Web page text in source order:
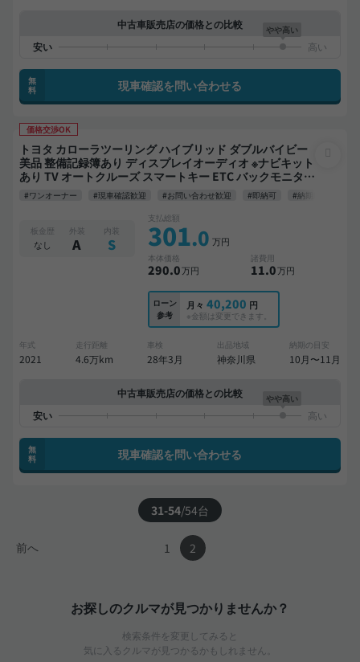
中古車販売店の価格との比較 やや高い
無
料
現車確認を問い合わせる
価格交渉OK
トヨタ カローラツーリング ハイブリッド ダブルバイビー
美品 整備記録簿あり ディスプレイオーディオ ※ナビキット
あり TV オートクルーズ スマートキー ETC バックモニター
ドライブレコーダー フルエアロ 衝突軽減
#ワンオーナー #現車確認歓迎 #お問い合わせ歓迎 #即納可 #納期応相談
板金歴
なし
外装
A
内装
S
支払総額
301.0 万円
本体価格
290.0万円
諸費用
11.0万円
ローン
参考
月々 40,200 円
※金額は変更できます。
年式
2021
走行距離
4.6万km
車検
28年3月
出品地域
神奈川県
納期の目安
10月〜11月
中古車販売店の価格との比較 やや高い
無
料
現車確認を問い合わせる
31-54/54台
前へ 1 2
お探しのクルマが見つかりませんか？
検索条件を変更してみると
気に入るクルマが見つかるかもしれません。